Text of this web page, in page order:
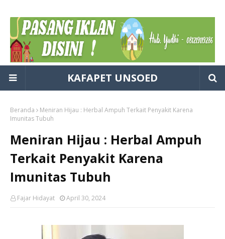
KAFAPET UNSOED
Beranda
Meniran Hijau : Herbal Ampuh Terkait Penyakit Karena
Imunitas Tubuh
Meniran Hijau : Herbal Ampuh
Terkait Penyakit Karena
Imunitas Tubuh
Fajar Hidayat April 30, 2024